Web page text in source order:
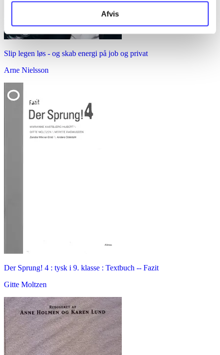
Afvis
Slip legen løs - og skab energi på job og privat
Arne Nielsson
Der Sprung! 4 : tysk i 9. klasse : Textbuch -- Fazit
Gitte Moltzen